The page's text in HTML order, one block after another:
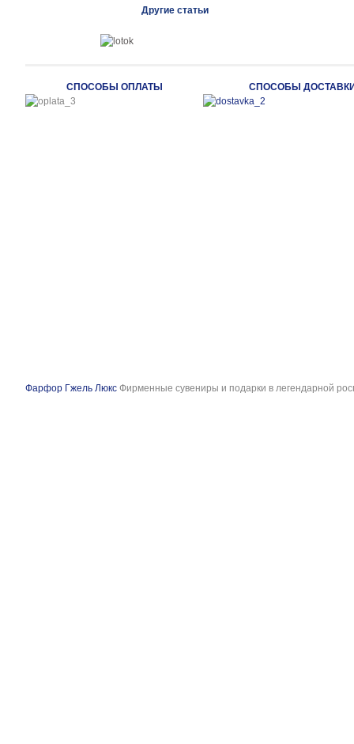
Другие статьи
СПОСОБЫ ОПЛАТЫ СПОСОБЫ
Фарфор Гжель Люкс Фирменные сувениры и подарки в легендарной